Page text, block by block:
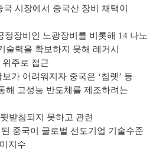
시장에서 중국산 장비 채택이
정장비인 노광장비를 비롯해 14 나노
술력을 확보하지 못해 레거시
위주로 접근
가 어려워지자 중국은 ‘칩렛’ 등
해 고성능 반도체를 제조하려는
받침되지 못하고 관련
중국이 글로벌 선도기업 기술수준
지수